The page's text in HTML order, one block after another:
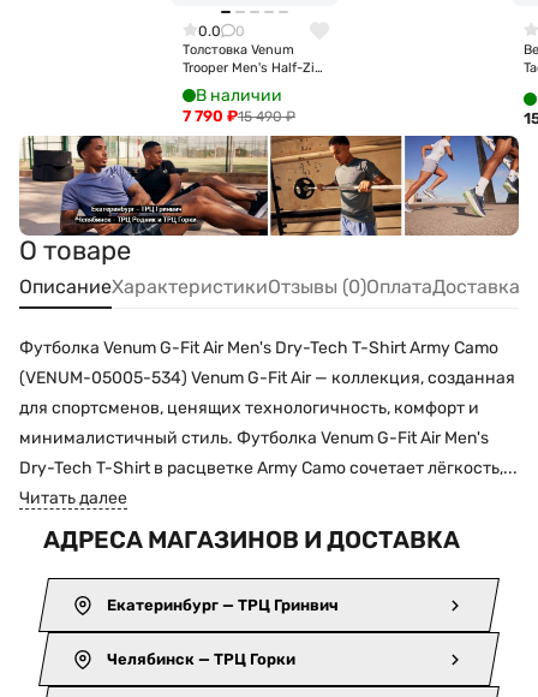
0.0 0
Толстовка Venum
Trooper Men's Half-Zip
Jacket - Black/Dark
Charcoal Ven05355-
577
В наличии
15 490₽
7 790 ₽
О товаре
ОписаниеХарактеристикиОтзывы (0)ОплатаДоставка
Футболка Venum G-Fit Air Men's Dry-Tech T-Shirt Army Camo
(VENUM-05005-534) Venum G-Fit Air — коллекция, созданная
для спортсменов, ценящих технологичность, комфорт и
минималистичный стиль. Футболка Venum G-Fit Air Men's
Dry-Tech T-Shirt в расцветке Army Camo сочетает лёгкость,...
Читать далее
АДРЕСА МАГАЗИНОВ И ДОСТАВКА
Екатеринбург — ТРЦ Гринвич
Челябинск — ТРЦ Горки